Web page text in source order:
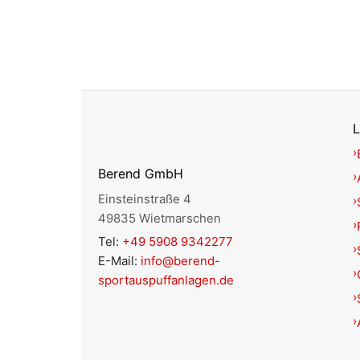
Berend GmbH
Einsteinstraße 4
49835 Wietmarschen
Tel: +49 5908 9342277
E-Mail: info@berend-
sportauspuffanlagen.de